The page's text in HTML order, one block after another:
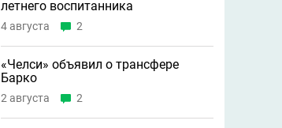
летнего воспитанника
4 августа 2
«Челси» объявил о трансфере
Барко
2 августа 2